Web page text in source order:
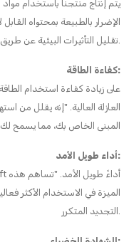
يتم إنتاج منتجنا باستخدام
الإضرار بالطبيعة بمحتواه
تقليل التأثيرات البيئية عن طريق تقليل النفايات.
كفاءة الطاقة:
العازلة العالية. "إنه يقلل من
المبنى الخاص بك، مما يسمح لك
أداء طويل الأمد:
الميزة في الاستخدام الأكثر
التجديد المتكرر.